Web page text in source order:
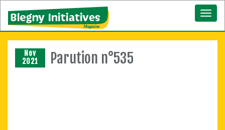
Nov
2021
Parution n°535